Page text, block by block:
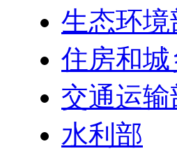
生态环境
住房和
交通运输
水利部